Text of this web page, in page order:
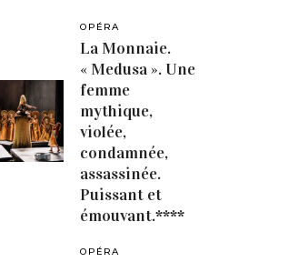
OPÉRA
La Monnaie.
« Medusa ». Une
femme
mythique,
violée,
condamnée,
assassinée.
Puissant et
émouvant.****
OPÉRA